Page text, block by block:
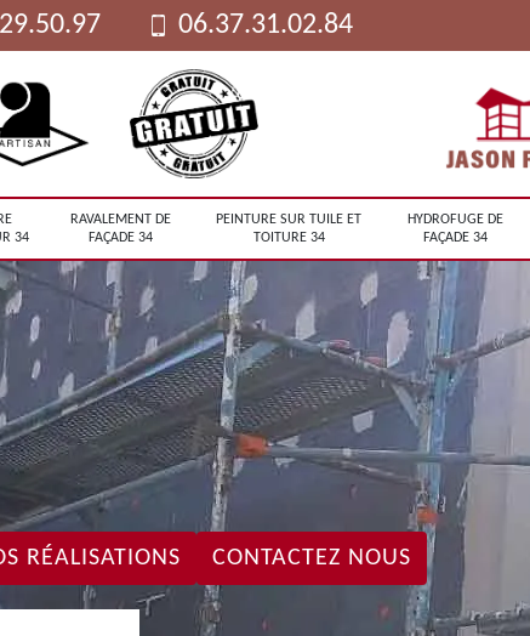
06.37.31.02.84
34
RAVALEMENT DE
FAÇADE 34
PEINTURE SUR TUILE ET
TOITURE 34
HYDROFUGE DE
FAÇADE 34
RÉALISATIONS CONTACTEZ NOUS